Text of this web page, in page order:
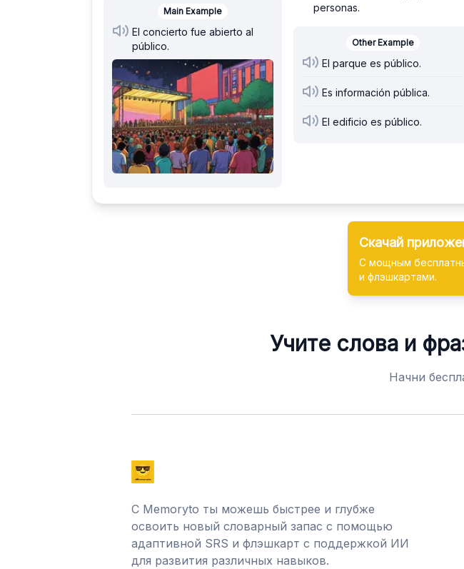
Main Example
El concierto fue abierto al
público.
personas.
Other Example
El parque es público.
Es información pública.
El edificio es público.
Скачай
С мощным
и флэшкартами.
Учите слова и
Начни
С Memoryto ты можешь быстрее и глубже
освоить новый словарный запас с помощью
адаптивной SRS и флэшкарт с поддержкой ИИ
для развития различных навыков.